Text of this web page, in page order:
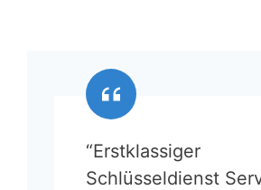
“Erstklassiger
Schlüsseldienst